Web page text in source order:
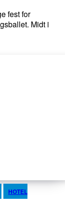
fest for
Midt i
HOTEL